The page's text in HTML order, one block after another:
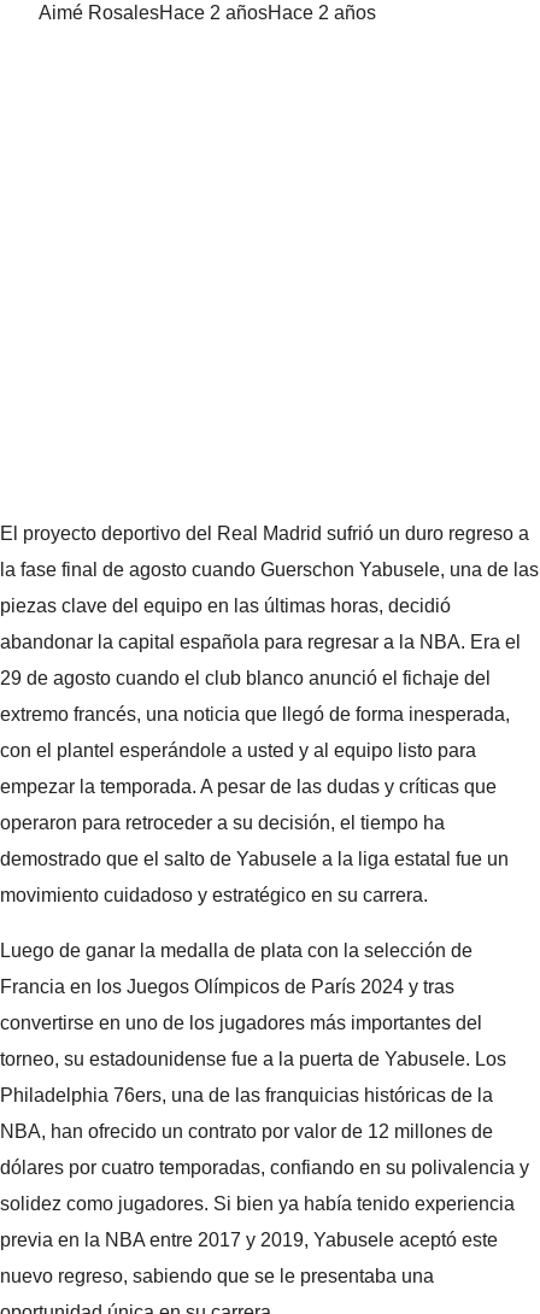
Aimé RosalesHace 2 añosHace 2 años
El proyecto deportivo del Real Madrid sufrió un duro regreso a
la fase final de agosto cuando Guerschon Yabusele, una de las
piezas clave del equipo en las últimas horas, decidió
abandonar la capital española para regresar a la NBA. Era el
29 de agosto cuando el club blanco anunció el fichaje del
extremo francés, una noticia que llegó de forma inesperada,
con el plantel esperándole a usted y al equipo listo para
empezar la temporada. A pesar de las dudas y críticas que
operaron para retroceder a su decisión, el tiempo ha
demostrado que el salto de Yabusele a la liga estatal fue un
movimiento cuidadoso y estratégico en su carrera.
Luego de ganar la medalla de plata con la selección de
Francia en los Juegos Olímpicos de París 2024 y tras
convertirse en uno de los jugadores más importantes del
torneo, su estadounidense fue a la puerta de Yabusele. Los
Philadelphia 76ers, una de las franquicias históricas de la
NBA, han ofrecido un contrato por valor de 12 millones de
dólares por cuatro temporadas, confiando en su polivalencia y
solidez como jugadores. Si bien ya había tenido experiencia
previa en la NBA entre 2017 y 2019, Yabusele aceptó este
nuevo regreso, sabiendo que se le presentaba una